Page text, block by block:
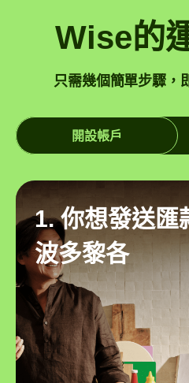
Wise的
只需幾個簡單步驟，
開設帳戶
1. 你想發送匯
波多黎各